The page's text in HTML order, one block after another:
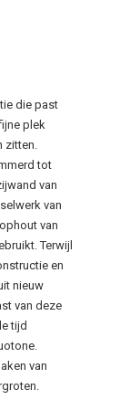
die past
plek
zitten.
tot
van
van
van
Terwijl
en
nieuw
van deze
tijd
van